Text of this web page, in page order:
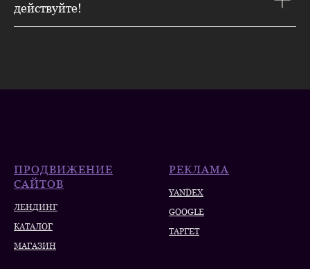
действуйте!
ПРОДВИЖЕНИЕ
САЙТОВ
ЛЕНДИНГ
КАТАЛОГ
МАГАЗИН
РЕКЛАМА
YANDEX
GOOGLE
ТАРГЕТ